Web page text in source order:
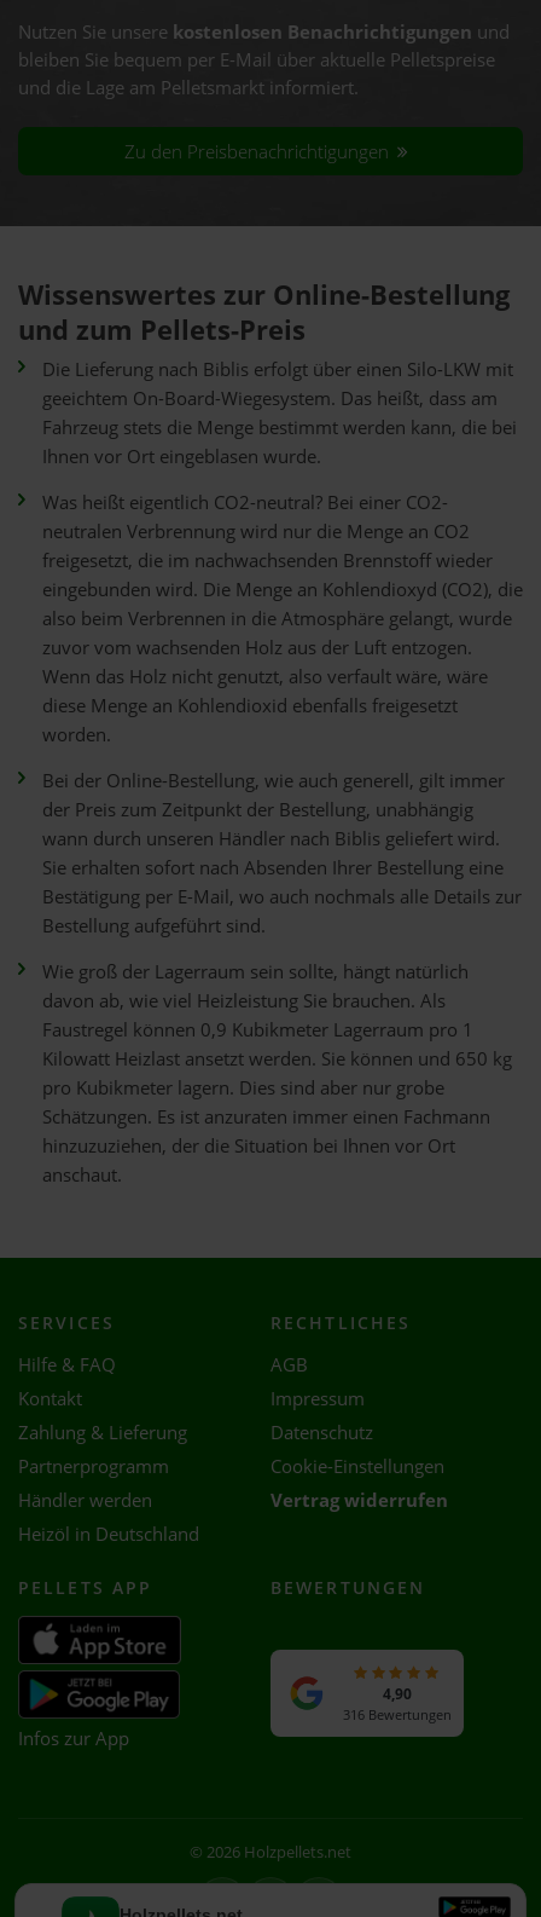
Nutzen Sie unsere kostenlosen Benachrichtigungen und
bleiben Sie bequem per E-Mail über aktuelle Pelletspreise
und die Lage am Pelletsmarkt informiert.
Zu den Preisbenachrichtigungen
Wissenswertes zur Online-Bestellung
und zum Pellets-Preis
Die Lieferung nach Biblis erfolgt über einen Silo-LKW mit
geeichtem On-Board-Wiegesystem. Das heißt, dass am
Fahrzeug stets die Menge bestimmt werden kann, die bei
Ihnen vor Ort eingeblasen wurde.
Was heißt eigentlich CO2-neutral? Bei einer CO2-
neutralen Verbrennung wird nur die Menge an CO2
freigesetzt, die im nachwachsenden Brennstoff wieder
eingebunden wird. Die Menge an Kohlendioxyd (CO2), die
also beim Verbrennen in die Atmosphäre gelangt, wurde
zuvor vom wachsenden Holz aus der Luft entzogen.
Wenn das Holz nicht genutzt, also verfault wäre, wäre
diese Menge an Kohlendioxid ebenfalls freigesetzt
worden.
Bei der Online-Bestellung, wie auch generell, gilt immer
der Preis zum Zeitpunkt der Bestellung, unabhängig
wann durch unseren Händler nach Biblis geliefert wird.
Sie erhalten sofort nach Absenden Ihrer Bestellung eine
Bestätigung per E-Mail, wo auch nochmals alle Details zur
Bestellung aufgeführt sind.
Wie groß der Lagerraum sein sollte, hängt natürlich
davon ab, wie viel Heizleistung Sie brauchen. Als
Faustregel können 0,9 Kubikmeter Lagerraum pro 1
Kilowatt Heizlast ansetzt werden. Sie können und 650 kg
pro Kubikmeter lagern. Dies sind aber nur grobe
Schätzungen. Es ist anzuraten immer einen Fachmann
hinzuzuziehen, der die Situation bei Ihnen vor Ort
anschaut.
SERVICES
Hilfe & FAQ
Kontakt
Zahlung & Lieferung
Partnerprogramm
Händler werden
Heizöl in Deutschland
RECHTLICHES
AGB
Impressum
Datenschutz
Cookie-Einstellungen
Vertrag widerrufen
PELLETS APP
Infos zur App
BEWERTUNGEN
4,90
316 Bewertungen
© 2026 Holzpellets.net
Facebook